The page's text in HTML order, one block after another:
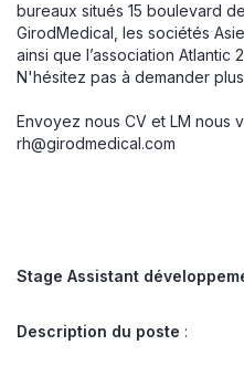
bureaux situés 15 boulevard
GirodMedical, les sociétés
ainsi que l’association Atlantic
N'hésitez pas à demander
Envoyez nous CV et LM nous
rh@girodmedical.com
Stage Assistant
Description du poste :